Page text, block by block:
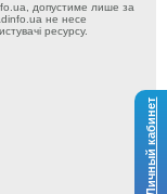
Личный кабинет
допустиме лише за
не несе
ресурсу.